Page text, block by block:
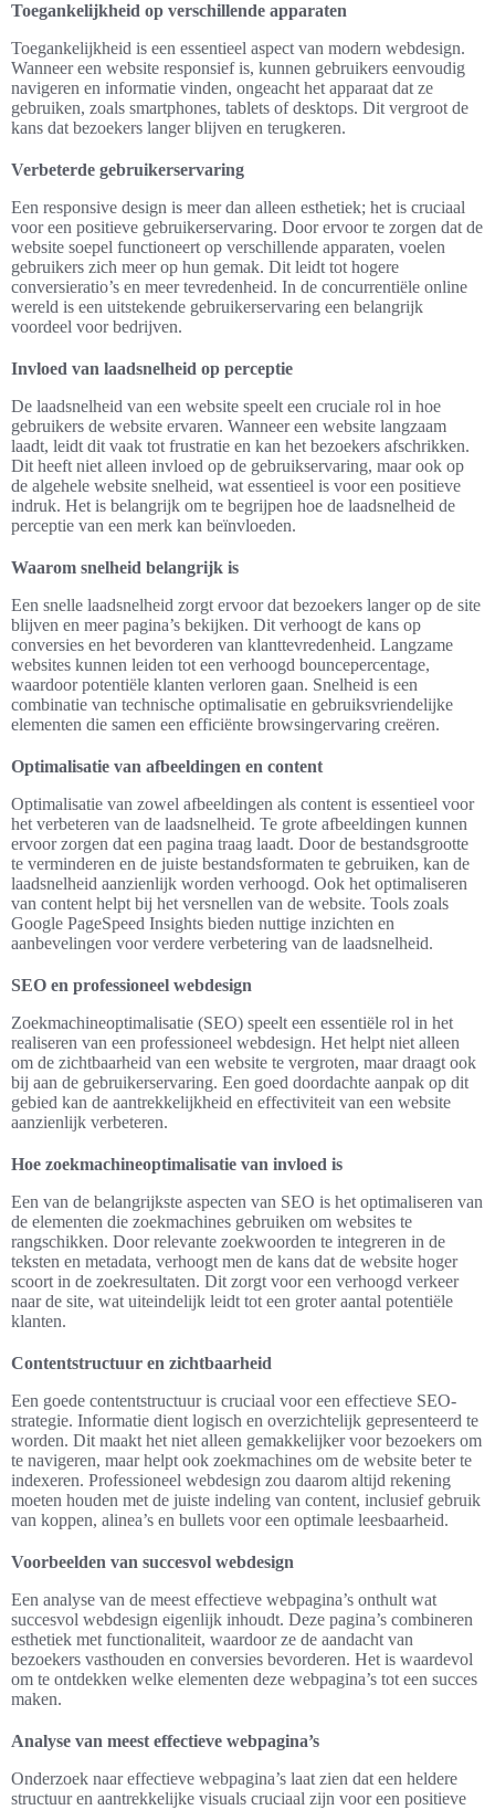
Toegankelijkheid op verschillende apparaten
Toegankelijkheid is een essentieel aspect van modern webdesign.
Wanneer een website responsief is, kunnen gebruikers eenvoudig
navigeren en informatie vinden, ongeacht het apparaat dat ze
gebruiken, zoals smartphones, tablets of desktops. Dit vergroot de
kans dat bezoekers langer blijven en terugkeren.
Verbeterde gebruikerservaring
Een responsive design is meer dan alleen esthetiek; het is cruciaal
voor een positieve gebruikerservaring. Door ervoor te zorgen dat de
website soepel functioneert op verschillende apparaten, voelen
gebruikers zich meer op hun gemak. Dit leidt tot hogere
conversieratio’s en meer tevredenheid. In de concurrentiële online
wereld is een uitstekende gebruikerservaring een belangrijk
voordeel voor bedrijven.
Invloed van laadsnelheid op perceptie
De laadsnelheid van een website speelt een cruciale rol in hoe
gebruikers de website ervaren. Wanneer een website langzaam
laadt, leidt dit vaak tot frustratie en kan het bezoekers afschrikken.
Dit heeft niet alleen invloed op de gebruikservaring, maar ook op
de algehele website snelheid, wat essentieel is voor een positieve
indruk. Het is belangrijk om te begrijpen hoe de laadsnelheid de
perceptie van een merk kan beïnvloeden.
Waarom snelheid belangrijk is
Een snelle laadsnelheid zorgt ervoor dat bezoekers langer op de site
blijven en meer pagina’s bekijken. Dit verhoogt de kans op
conversies en het bevorderen van klanttevredenheid. Langzame
websites kunnen leiden tot een verhoogd bouncepercentage,
waardoor potentiële klanten verloren gaan. Snelheid is een
combinatie van technische optimalisatie en gebruiksvriendelijke
elementen die samen een efficiënte browsingervaring creëren.
Optimalisatie van afbeeldingen en content
Optimalisatie van zowel afbeeldingen als content is essentieel voor
het verbeteren van de laadsnelheid. Te grote afbeeldingen kunnen
ervoor zorgen dat een pagina traag laadt. Door de bestandsgrootte
te verminderen en de juiste bestandsformaten te gebruiken, kan de
laadsnelheid aanzienlijk worden verhoogd. Ook het optimaliseren
van content helpt bij het versnellen van de website. Tools zoals
Google PageSpeed Insights bieden nuttige inzichten en
aanbevelingen voor verdere verbetering van de laadsnelheid.
SEO en professioneel webdesign
Zoekmachineoptimalisatie (SEO) speelt een essentiële rol in het
realiseren van een professioneel webdesign. Het helpt niet alleen
om de zichtbaarheid van een website te vergroten, maar draagt ook
bij aan de gebruikerservaring. Een goed doordachte aanpak op dit
gebied kan de aantrekkelijkheid en effectiviteit van een website
aanzienlijk verbeteren.
Hoe zoekmachineoptimalisatie van invloed is
Een van de belangrijkste aspecten van SEO is het optimaliseren van
de elementen die zoekmachines gebruiken om websites te
rangschikken. Door relevante zoekwoorden te integreren in de
teksten en metadata, verhoogt men de kans dat de website hoger
scoort in de zoekresultaten. Dit zorgt voor een verhoogd verkeer
naar de site, wat uiteindelijk leidt tot een groter aantal potentiële
klanten.
Contentstructuur en zichtbaarheid
Een goede contentstructuur is cruciaal voor een effectieve SEO-
strategie. Informatie dient logisch en overzichtelijk gepresenteerd te
worden. Dit maakt het niet alleen gemakkelijker voor bezoekers om
te navigeren, maar helpt ook zoekmachines om de website beter te
indexeren. Professioneel webdesign zou daarom altijd rekening
moeten houden met de juiste indeling van content, inclusief gebruik
van koppen, alinea’s en bullets voor een optimale leesbaarheid.
Voorbeelden van succesvol webdesign
Een analyse van de meest effectieve webpagina’s onthult wat
succesvol webdesign eigenlijk inhoudt. Deze pagina’s combineren
esthetiek met functionaliteit, waardoor ze de aandacht van
bezoekers vasthouden en conversies bevorderen. Het is waardevol
om te ontdekken welke elementen deze webpagina’s tot een succes
maken.
Analyse van meest effectieve webpagina’s
Onderzoek naar effectieve webpagina’s laat zien dat een heldere
structuur en aantrekkelijke visuals cruciaal zijn voor een positieve